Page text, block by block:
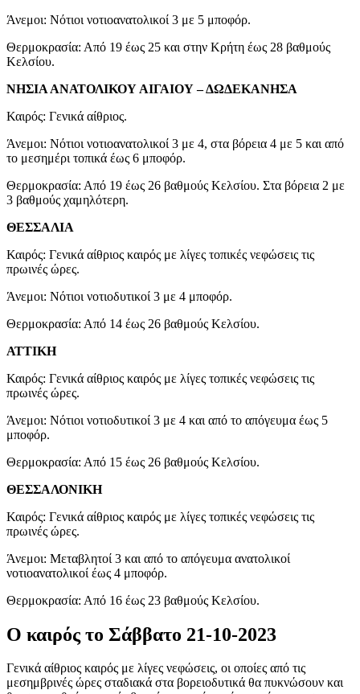
Άνεμοι: Νότιοι νοτιοανατολικοί 3 με 5 μποφόρ.
Θερμοκρασία: Από 19 έως 25 και στην Κρήτη έως 28 βαθμούς
Κελσίου.
ΝΗΣΙΑ ΑΝΑΤΟΛΙΚΟΥ ΑΙΓΑΙΟΥ – ΔΩΔΕΚΑΝΗΣΑ
Καιρός: Γενικά αίθριος.
Άνεμοι: Νότιοι νοτιοανατολικοί 3 με 4, στα βόρεια 4 με 5 και από
το μεσημέρι τοπικά έως 6 μποφόρ.
Θερμοκρασία: Από 19 έως 26 βαθμούς Κελσίου. Στα βόρεια 2 με
3 βαθμούς χαμηλότερη.
ΘΕΣΣΑΛΙΑ
Καιρός: Γενικά αίθριος καιρός με λίγες τοπικές νεφώσεις τις
πρωινές ώρες.
Άνεμοι: Νότιοι νοτιοδυτικοί 3 με 4 μποφόρ.
Θερμοκρασία: Από 14 έως 26 βαθμούς Κελσίου.
ΑΤΤΙΚΗ
Καιρός: Γενικά αίθριος καιρός με λίγες τοπικές νεφώσεις τις
πρωινές ώρες.
Άνεμοι: Νότιοι νοτιοδυτικοί 3 με 4 και από το απόγευμα έως 5
μποφόρ.
Θερμοκρασία: Από 15 έως 26 βαθμούς Κελσίου.
ΘΕΣΣΑΛΟΝΙΚΗ
Καιρός: Γενικά αίθριος καιρός με λίγες τοπικές νεφώσεις τις
πρωινές ώρες.
Άνεμοι: Μεταβλητοί 3 και από το απόγευμα ανατολικοί
νοτιοανατολικοί έως 4 μποφόρ.
Θερμοκρασία: Από 16 έως 23 βαθμούς Κελσίου.
Ο καιρός το Σάββατο 21-10-2023
Γενικά αίθριος καιρός με λίγες νεφώσεις, οι οποίες από τις
μεσημβρινές ώρες σταδιακά στα βορειοδυτικά θα πυκνώσουν και